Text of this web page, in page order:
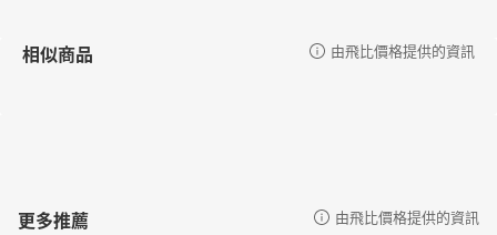
相似商品 由飛比價格提供的資訊
更多推薦 由飛比價格提供的資訊